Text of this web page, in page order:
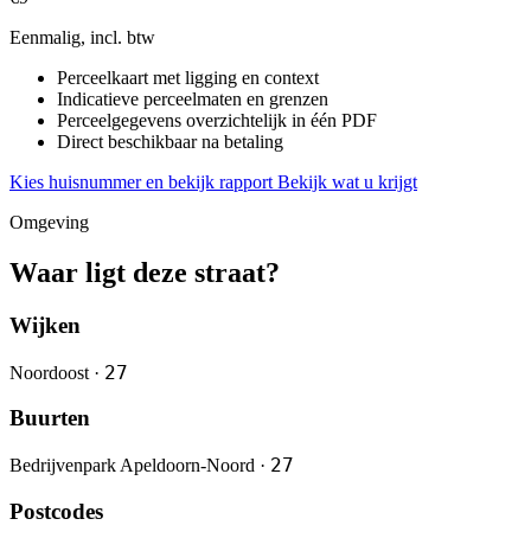
Eenmalig, incl. btw
Perceelkaart met ligging en context
Indicatieve perceelmaten en grenzen
Perceelgegevens overzichtelijk in één PDF
Direct beschikbaar na betaling
Kies huisnummer en bekijk rapport Bekijk wat u krijgt
Omgeving
Waar ligt deze straat?
Wijken
Noordoost · 27
Buurten
Bedrijvenpark Apeldoorn-Noord · 27
Postcodes